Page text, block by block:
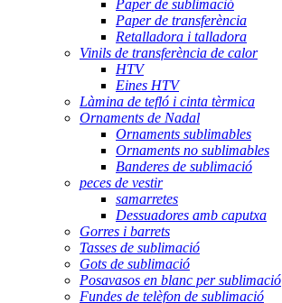
Paper de sublimació
Paper de transferència
Retalladora i talladora
Vinils de transferència de calor
HTV
Eines HTV
Làmina de tefló i cinta tèrmica
Ornaments de Nadal
Ornaments sublimables
Ornaments no sublimables
Banderes de sublimació
peces de vestir
samarretes
Dessuadores amb caputxa
Gorres i barrets
Tasses de sublimació
Gots de sublimació
Posavasos en blanc per sublimació
Fundes de telèfon de sublimació